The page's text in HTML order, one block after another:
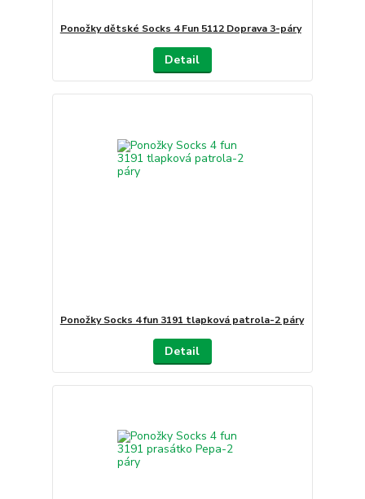
Ponožky dětské Socks 4 Fun 5112 Doprava 3-páry
Detail
Ponožky Socks 4 fun 3191 tlapková patrola-2 páry
Detail